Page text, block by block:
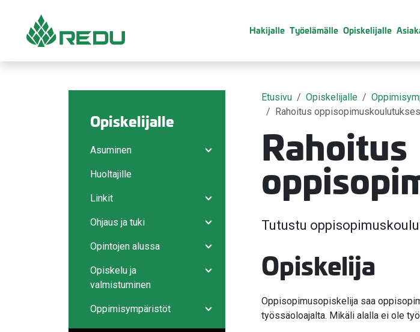
Hakijalle Työelämälle Opiskelijalle
Opiskelijalle
Avaa/sulje alavalikko
Asuminen
Huoltajille
Linkit
Avaa/sulje alavalikko
Ohjaus ja tuki
Avaa/sulje alavalikko
Opintojen alussa
Avaa/sulje alavalikko
Opiskelu ja
valmistuminen
Avaa/sulje alavalikko
Oppimisympäristöt
Etusivu Opiskelijalle
Rahoitus
Rahoitus
Tutustu
Opiskelija
Oppisopimusopiskelija saa
työssäoloajalta. Mikäli alalla ei ole